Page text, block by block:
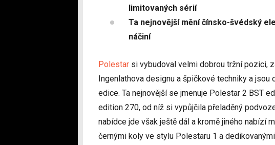
limitovaných sérií
Ta nejnovější mění čínsko-švédský
náčiní
Polestar si vybudoval velmi dobrou tržní pozici,
Ingenlathova designu a špičkové techniky a
edice. Ta nejnovější se jmenuje Polestar 2 BST
edition 270, od níž si vypůjčila přeladěný
nabídce jde však ještě dál a kromě jiného nabízí
černými koly ve stylu Polestaru 1 a